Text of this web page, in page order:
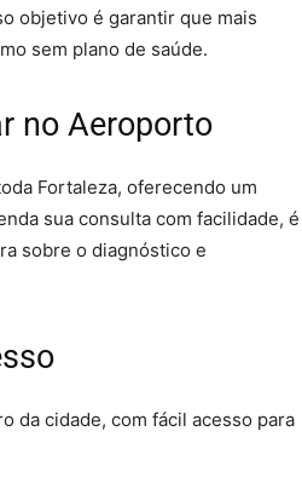
objetivo é garantir que mais
sem plano de saúde.
no Aeroporto
Fortaleza, oferecendo um
sua consulta com facilidade, é
sobre o diagnóstico e
da cidade, com fácil acesso para